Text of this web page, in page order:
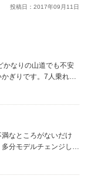
投稿日： 2017年09 月 11 日
かなりの山道でも不安
ぎりです。7人乗れ
、費用対効果はかなり
。いわゆるミニバンと
。クロスオーバー7に
ていないのでおもいと
ェンジしてくれるのが
なところがないだけ
分モデルチェンジしな